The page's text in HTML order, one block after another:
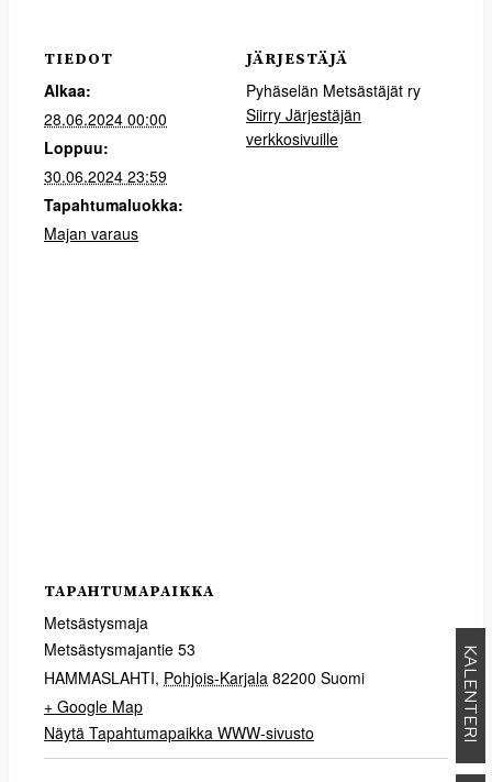
KALENTERI
TIEDOT
Alkaa:
28.06.2024 00:00
Loppuu:
30.06.2024 23:59
Tapahtumaluokka:
Majan varaus
JÄRJESTÄJÄ
Pyhäselän Metsästäjät ry
Siirry Järjestäjän
verkkosivuille
TAPAHTUMAPAIKKA
Metsästysmaja
Metsästysmajantie 53
HAMMASLAHTI, Pohjois-Karjala 82200 Suomi
+ Google Map
Näytä Tapahtumapaikka WWW-sivusto